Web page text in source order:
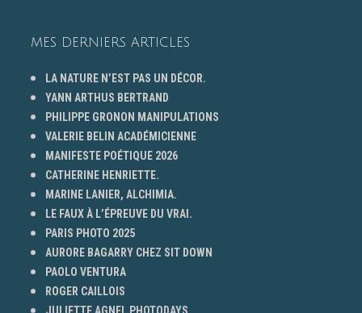
MES DERNIERS ARTICLES
LA NATURE N’EST PAS UN DÉCOR.
YANN ARTHUS BERTRAND
PHILIPPE GRONON MANIPULATIONS
VALERIE BELIN ACADÉMICIENNE
MANIFESTE POÉTIQUE 2026
CATHERINE HENRIETTE.
MARINE LANIER, ALCHIMIA.
LE FAUX À L’ÉPREUVE DU VRAI.
PARIS PHOTO 2025
AURORE BAGARRY CHEZ SIT DOWN
PAOLO VENTURA
ROGER CAILLOIS